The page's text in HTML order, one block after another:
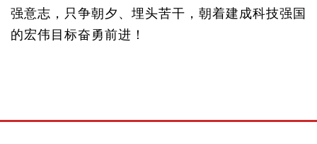
强意志，只争朝夕、埋头苦干，朝着建成科技强国
的宏伟目标奋勇前进！